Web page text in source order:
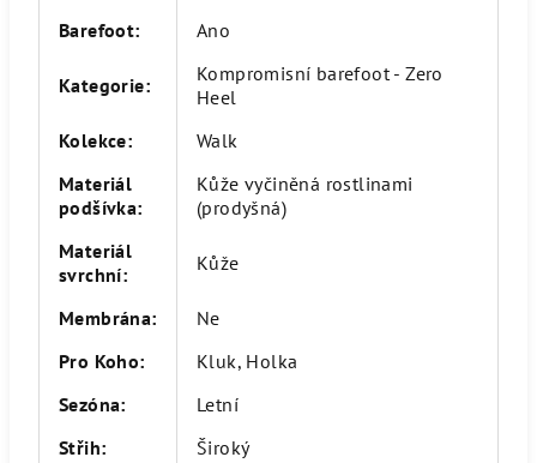
Barefoot: Ano
Kategorie:
Kompromisní barefoot - Zero
Heel
Kolekce:
Walk
Materiál
podšívka:
Kůže vyčiněná rostlinami
(prodyšná)
Materiál
svrchní: Kůže
Membrána:
Ne
Pro Koho:
Kluk, Holka
Sezóna:
Letní
Střih:
Široký